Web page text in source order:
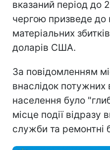
вказаний період
чергою призведе до
матеріальних
доларів США.
За повідомленням
внаслідок потужних
населення було
місце події відразу
служби та ремонтні